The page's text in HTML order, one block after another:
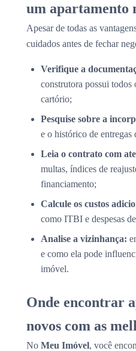
um apartamento
Apesar de todas as
cuidados antes de fechar
Verifique a
construtora possui todos
cartório;
Pesquise sobre a
e o histórico de entregas
Leia o contrato com
multas, índices de
financiamento;
Calcule os custos
como ITBI e despesas
Analise a vizinhança:
e como ela pode
imóvel.
Onde encontrar
novos com as
No Meu Imóvel, você